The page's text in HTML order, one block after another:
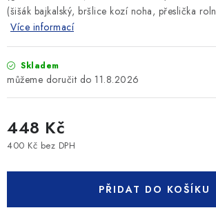
(šišák bajkalský, bršlice kozí noha, přeslička
Více informací
Skladem
11.8.2026
448 Kč
400 Kč bez DPH
PŘIDAT DO KOŠÍKU